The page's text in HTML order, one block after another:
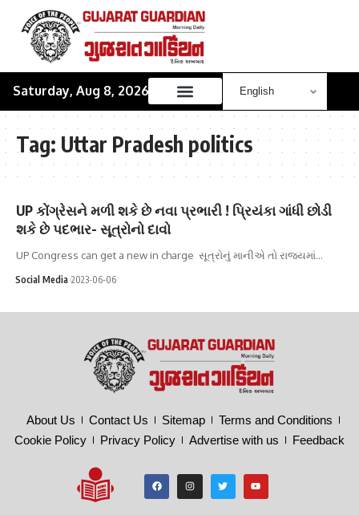
Saturday, Aug 8, 2026
Tag: Uttar Pradesh politics
UP કોંગ્રેસને મળી શકે છે નવા પ્રભારી ! પ્રિયંકા ગાંધી છોડી
શકે છે પદભાર- સૂત્રોનો દાવો
UP Congress can get a new in charge સૂત્રોનું માનીએ તો રાજ્યમાં…
Social Media 2023-06-06
About Us Contact Us Sitemap
Terms and Conditions
Cookie Policy
Privacy Policy Advertise with us Feedback